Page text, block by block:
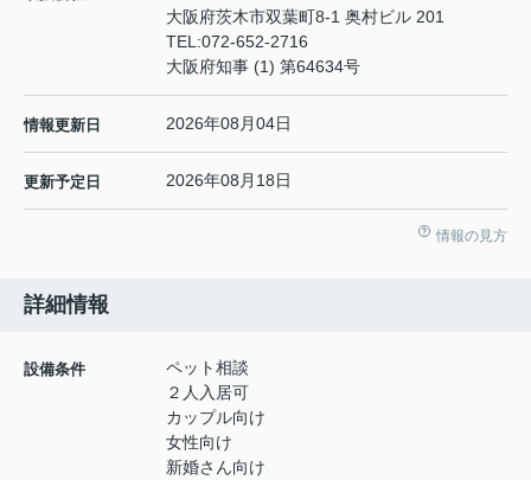
大阪府茨木市双葉町8-1 奥村ビル 201
TEL:072-652-2716
大阪府知事 (1) 第64634号
情報更新日 2026年08月04日
更新予定日 2026年08月18日
情報の見方
詳細情報
設備条件
ペット相談
２人入居可
カップル向け
女性向け
新婚さん向け